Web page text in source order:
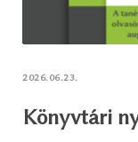
2026.06.23.
Könyvtári